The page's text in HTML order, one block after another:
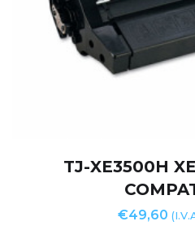
TJ-XE3500H
€49,60